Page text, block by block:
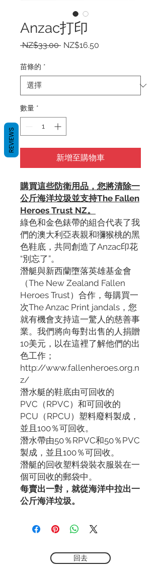
Anzac打印
NZ$33.00 一
格
NZ$16.50
格
苗條的 *
數量 *
新增至購物車
購買這些防衛用品，您將清除一
公斤海洋垃圾並支持The Fallen
Heroes Trust NZ。
綠色和金色錶帶的組合代表了我
們的澳大利亞表親和獼猴桃的黑
色鞋底，共同創造了Anzac印花
“別忘了”。
潛艇與新西蘭墮落英雄基金會
（The New Zealand Fallen
Heroes Trust）合作，每購買一
次The Anzac Print jandals，您
就有機會支持這一驚人的慈善事
業。我們將向每對出售的人捐贈
10美元，以在這裡了解他們的出
色工作；
http://www.fallenheroes.org.n
z/
潛水艇的鞋底由可回收的
PVC（RPVC）和可回收的
PCU（RPCU）塑料廢料製成，
並且100％可回收。
潛水帶由50％RPVC和50％PVC
製成，並且100％可回收。
潛艇的回收塑料袋裝衣服裝在一
個可回收的郵袋中。
每賣出一對，就從海洋中拉出一
公斤海洋垃圾。
回去
REVIEWS